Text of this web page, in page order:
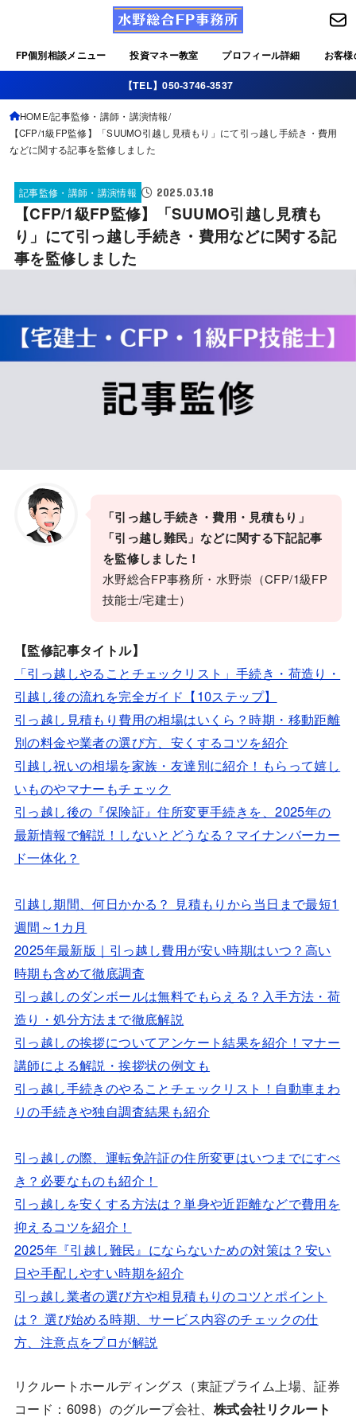
FP個別相談メニュー 投資マネー教室 プロフィール詳細 お客
【TEL】050-3746-3537
HOME 記事監修・講師・講演情報
【CFP/1級FP監修】「SUUMO引越し見積もり」にて引っ越し手続き・費用
などに関する記事を監修しました
記事監修・講師・講演情報 2025.03.18
【CFP/1級FP監修】「SUUMO引越し見積も
り」にて引っ越し手続き・費用などに関する記
事を監修しました
「引っ越し手続き ・費用・見積もり」
「引っ越し難民」などに関する下記記事
を監修しました！
水野総合FP事務所・水野崇（CFP/1級FP
技能士/宅建士）
【監修記事タイトル】
「引っ越しやることチェックリスト」手続き・荷造り・
引越し後の流れを完全ガイド【10ステップ】
引っ越し見積もり費用の相場はいくら？時期・移動距離
別の料金や業者の選び方、安くするコツを紹介
引越し祝いの相場を家族・友達別に紹介！もらって嬉し
いものやマナーもチェック
引っ越し後の『保険証』住所変更手続きを、2025年の
最新情報で解説！しないとどうなる？マイナンバーカー
ド一体化？
引越し期間、何日かかる？ 見積もりから当日まで最短1
週間～1カ月
2025年最新版｜引っ越し費用が安い時期はいつ？高い
時期も含めて徹底調査
引っ越しのダンボールは無料でもらえる？入手方法・荷
造り・処分方法まで徹底解説
引っ越しの挨拶についてアンケート結果を紹介！マナー
講師による解説・挨拶状の例文も
引っ越し手続きのやることチェックリスト！自動車まわ
りの手続きや独自調査結果も紹介
引っ越しの際、運転免許証の住所変更はいつまでにすべ
き？必要なものも紹介！
引っ越しを安くする方法は？単身や近距離などで費用を
抑えるコツを紹介！
2025年『引越し難民』にならないための対策は？安い
日や手配しやすい時期を紹介
引っ越し業者の選び方や相見積もりのコツとポイント
は？ 選び始める時期、サービス内容のチェックの仕
方、注意点をプロが解説
リクルートホールディングス（東証プライム上場、証券
コード：6098）のグループ会社、 株式会社リクルート